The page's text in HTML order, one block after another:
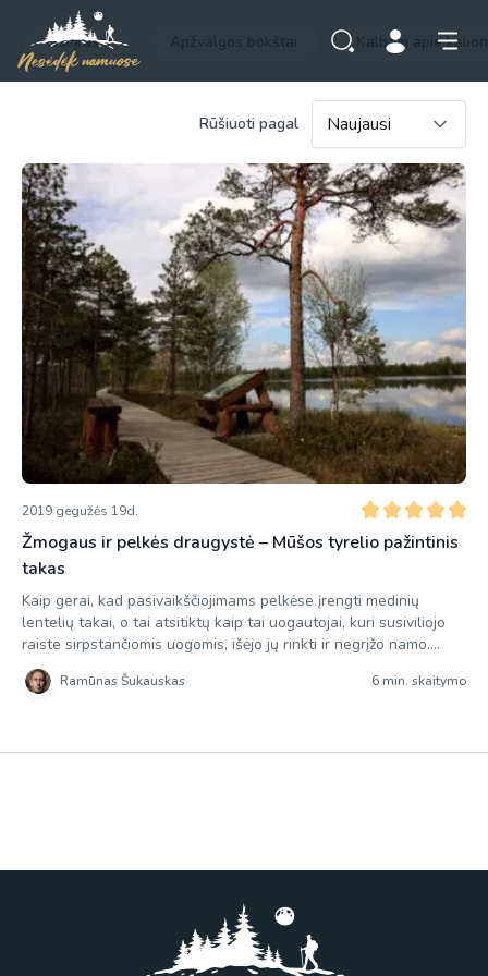
Visi įrašai Kalbam apie
Rūšiuoti pagal
2019 gegužės 19d.
Žmogaus ir pelkės draugystė – Mūšos tyrelio pažintinis
takas
Kaip gerai, kad pasivaikščiojimams pelkėse įrengti medinių
lentelių takai, o tai atsitiktų kaip tai uogautojai, kuri susiviliojo
raiste sirpstančiomis uogomis, išėjo jų rinkti ir negrįžo namo.
Sako, josios tik apgraužtus kaulelius rado. Taip niekas ir
nesužinojo kas uogautojai atsitiko, niekas net negali pasakyti, ar
Ramūnas Šukauskas 6 min. skaitymo